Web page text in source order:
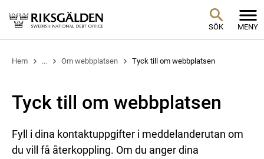
SÖK MENY
Hem ... Om webbplatsen Tyck till om webbplatsen
Tyck till om webbplatsen
Fyll i dina kontaktuppgifter i meddelanderutan om
du vill få återkoppling. Om du anger dina